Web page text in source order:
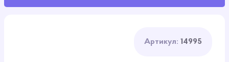
Артикул: 14995